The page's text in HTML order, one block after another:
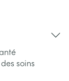
soins